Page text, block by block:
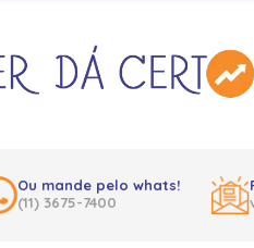
Ou mande pelo whats!
(11) 3675-7400